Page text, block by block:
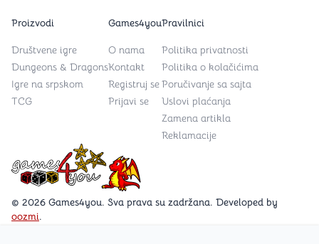
Games4you logo
© 2026 Games4you. Sva prava su zadržana. Developed by
oozmi.
Proizvodi
Društvene igre
Dungeons & Dragons
Igre na srpskom
TCG
Games4you
O nama
Kontakt
Registruj se
Prijavi se
Pravilnici
Politika privatnosti
Politika o kolačićima
Poručivanje sa sajta
Uslovi plaćanja
Zamena artikla
Reklamacije